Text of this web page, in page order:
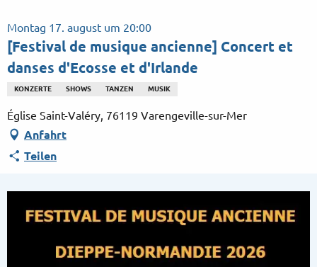
au
contenu
principal
Montag 17. august um 20:00
[Festival de musique ancienne] Concert et
danses d'Ecosse et d'Irlande
KONZERTE SHOWS TANZEN MUSIK
Église Saint-Valéry, 76119 Varengeville-sur-Mer
Anfahrt
Teilen